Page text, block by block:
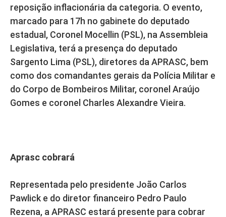
reposição inflacionária da categoria. O evento,
marcado para 17h no gabinete do deputado
estadual, Coronel Mocellin (PSL), na Assembleia
Legislativa, terá a presença do deputado
Sargento Lima (PSL), diretores da APRASC, bem
como dos comandantes gerais da Polícia Militar e
do Corpo de Bombeiros Militar, coronel Araújo
Gomes e coronel Charles Alexandre Vieira.
Aprasc cobrará
Representada pelo presidente João Carlos
Pawlick e do diretor financeiro Pedro Paulo
Rezena, a APRASC estará presente para cobrar